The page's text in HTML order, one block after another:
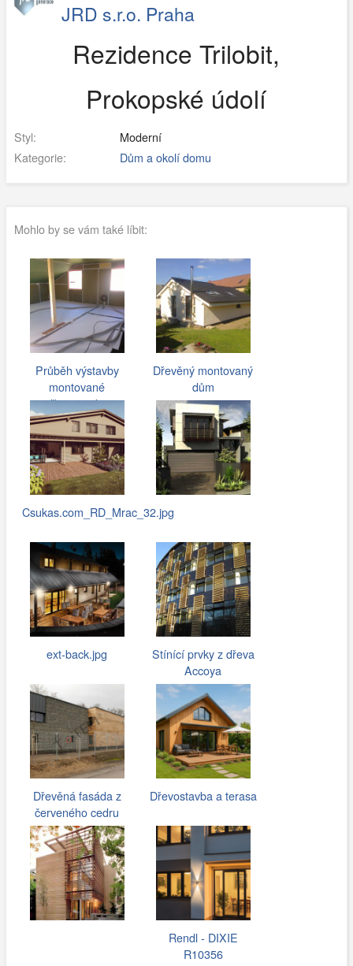
JRD s.r.o. Praha
Rezidence Trilobit,
Prokopské údolí
Styl:
Moderní
Kategorie:
Dům a okolí domu
Mohlo by se vám také líbit:
Průběh výstavby
montované
dřevostavby
Dřevěný montovaný
dům
Csukas.com_RD_Mrac_32.jpg
ext-back.jpg
Stínící prvky z dřeva
Accoya
Dřevěná fasáda z
červeného cedru
Dřevostavba a terasa
Rendl - DIXIE
R10356